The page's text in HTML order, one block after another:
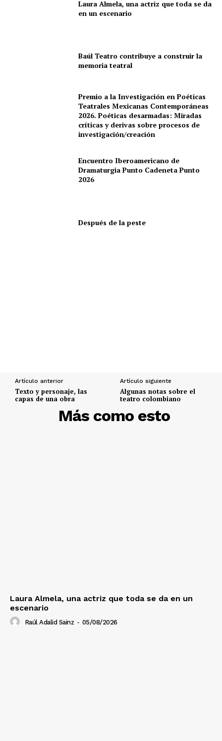
Laura Almela, una actriz que toda se da
en un escenario
Baúl Teatro contribuye a construir la
memoria teatral
Premio a la Investigación en Poéticas
Teatrales Mexicanas Contemporáneas
2026. Poéticas desarmadas: Miradas
críticas y derivas sobre procesos de
investigación/creación
Encuentro Iberoamericano de
Dramaturgia Punto Cadeneta Punto
2026
Después de la peste
Artículo anterior
Texto y personaje, las
capas de una obra
Artículo siguiente
Algunas notas sobre el
teatro colombiano
Más como esto
DESCUBRE
Laura Almela, una actriz que toda se da en un
escenario
Raúl Adalid Sainz - 05/08/2026